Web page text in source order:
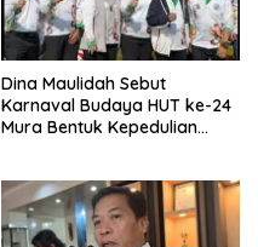
Dina Maulidah Sebut
Karnaval Budaya HUT ke-24
Mura Bentuk Kepedulian